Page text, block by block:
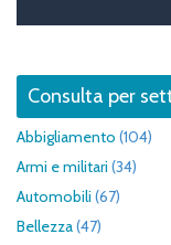
Consulta per
Abbigliamento (104)
Armi e militari (34)
Automobili (67)
Bellezza(47)